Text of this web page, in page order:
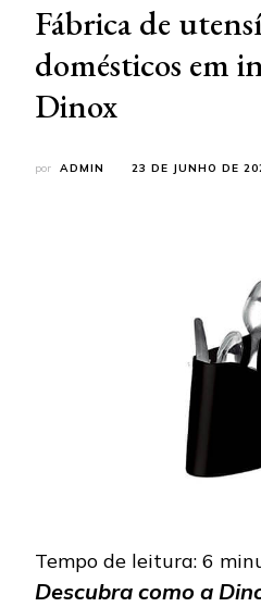
Fábrica de
domésticos em
Dinox
por ADMIN 23 DE JUNHO DE
Tempo de leitura: 6
Descubra como a